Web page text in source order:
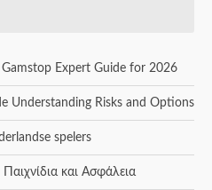
Expert Guide for 2026
Understanding Risks and Options
spelers
και Ασφάλεια